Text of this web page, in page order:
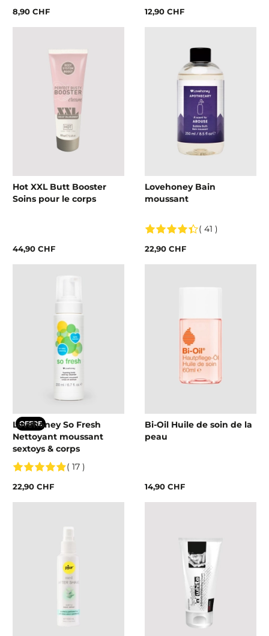
8,90 CHF 12,90 CHF
Hot XXL Butt Booster
Soins pour le corps
44,90 CHF
Lovehoney Bain
moussant
( 41 )
22,90 CHF
OFFRE
Lovehoney So Fresh
Nettoyant moussant
sextoys & corps
( 17 )
22,90 CHF
Bi-Oil Huile de soin de la
peau
14,90 CHF